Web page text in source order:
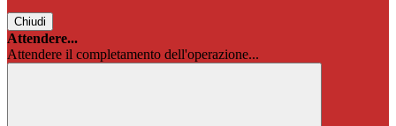
Chiudi
Attendere...
Attendere il completamento dell'operazione...